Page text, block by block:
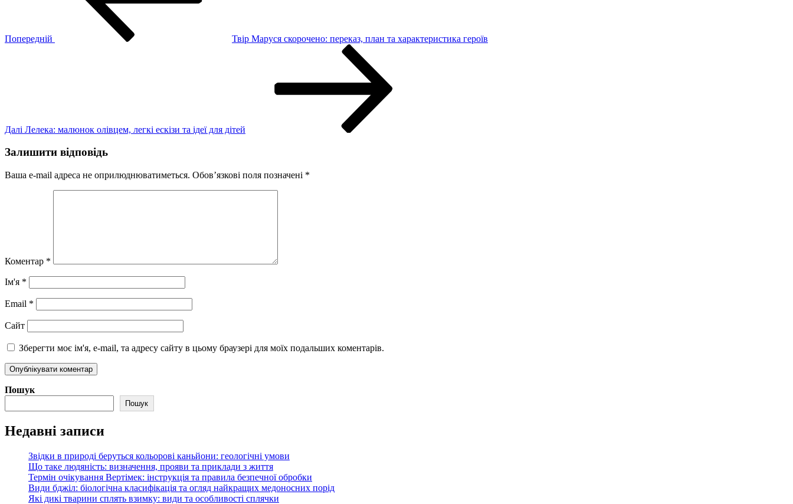
характер
та
доля
Попередній
Твір Маруся скорочено: переказ, план та характеристика героїв
Далі Лелека: малюнок олівцем, легкі ескізи та ідеї для дітей
Залишити відповідь
Ваша e-mail адреса не оприлюднюватиметься. Обов’язкові поля позначені *
Коментар *
Ім'я *
Email *
Сайт
Зберегти моє ім'я, e-mail, та адресу сайту в цьому браузері для моїх подальших коментарів.
Пошук
Пошук
Недавні записи
Звідки в природі беруться кольорові каньйони: геологічні умови
Що таке людяність: визначення, прояви та приклади з життя
Термін очікування Вертімек: інструкція та правила безпечної обробки
Види бджіл: біологічна класифікація та огляд найкращих медоносних порід
Які дикі тварини сплять взимку: види та особливості сплячки